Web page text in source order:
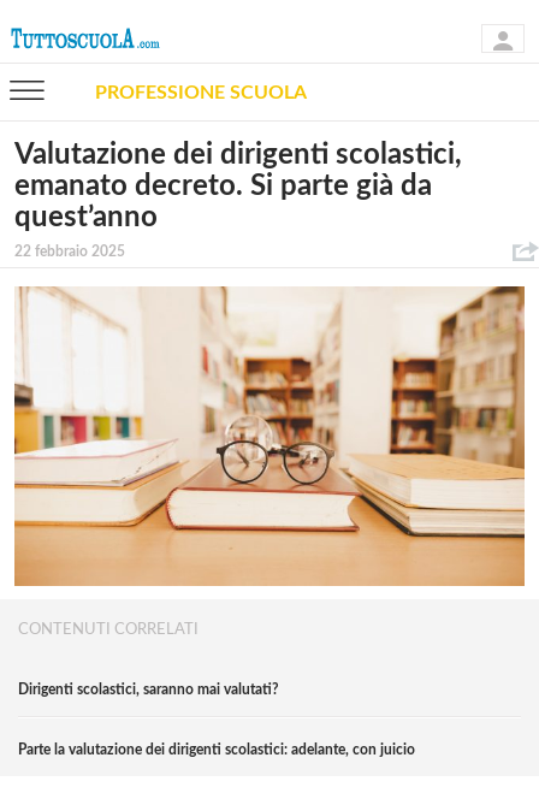
PROFESSIONE SCUOLA
Valutazione dei dirigenti scolastici,
emanato decreto. Si parte già da
quest’anno
22 febbraio 2025
CONTENUTI CORRELATI
Dirigenti scolastici, saranno mai valutati?
Parte la valutazione dei dirigenti scolastici: adelante, con juicio